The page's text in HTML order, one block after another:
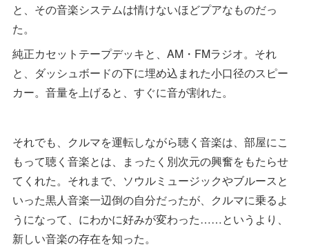
と、その音楽システムは情けないほどプアなものだっ
た。
純正カセットテープデッキと、AM・FMラジオ。それ
と、ダッシュボードの下に埋め込まれた小口径のスピー
カー。音量を上げると、すぐに音が割れた。
それでも、クルマを運転しながら聴く音楽は、部屋にこ
もって聴く音楽とは、まったく別次元の興奮をもたらせ
てくれた。それまで、ソウルミュージックやブルースと
いった黒人音楽一辺倒の自分だったが、クルマに乗るよ
うになって、にわかに好みが変わった……というより、
新しい音楽の存在を知った。